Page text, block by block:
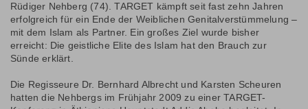
Rüdiger Nehberg (74). TARGET kämpft seit fast zehn Jahren
erfolgreich für ein Ende der Weiblichen Genitalverstümmelung –
mit dem Islam als Partner. Ein großes Ziel wurde bisher
erreicht: Die geistliche Elite des Islam hat den Brauch zur
Sünde erklärt.
Die Regisseure Dr. Bernhard Albrecht und Karsten Scheuren
hatten die Nehbergs im Frühjahr 2009 zu einer TARGET-